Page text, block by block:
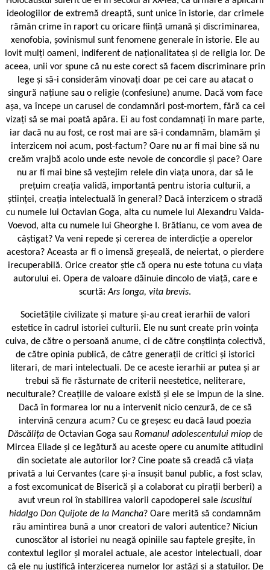
ideologiilor de extremă dreaptă, sunt unice în istorie, dar crimele
rămân crime în raport cu oricare ființă umană și discrimi­narea,
xenofobia, șovinismul sunt fenomene generale în istorie. Ele au
lovit mulți oameni, indiferent de naționalitatea și de religia lor. De
aceea, unii vor spune că nu este corect să facem discriminare prin
lege și să-i considerăm vinovați doar pe cei care au atacat o
singură națiune sau o religie (confesiune) anume. Dacă vom face
așa, va începe un carusel de condamnări post-mortem, fără ca cei
vizați să se mai poată apăra. Ei au fost condamnați în mare parte,
iar dacă nu au fost, ce rost mai are să-i condamnăm, blamăm și
interzicem noi acum, post-factum? Oare nu ar fi mai bine să nu
creăm vrajbă acolo unde este nevoie de concordie și pace? Oare
nu ar fi mai bine să veștejim relele din viața unora, dar să le
prețuim creația validă, importantă pentru istoria culturii, a
științei, creația intelectuală în general? Dacă interzicem o stradă
cu numele lui Octavian Goga, alta cu numele lui Alexandru Vaida-
Voevod, alta cu numele lui Gheorghe I. Brătianu, ce vom avea de
câștigat? Va veni repede și cererea de interdicție a operelor
acestora? Aceasta ar fi o imensă greșeală, de neiertat, o pierdere
irecuperabilă. Orice creator știe că opera nu este totuna cu viața
autorului ei. Opera de valoare dăinuie dincolo de viață, care e
scurtă:Ars longa, vita brevis.
Societățile civilizate și mature și-au creat ierarhii de valori
estetice în cadrul istoriei culturii. Ele nu sunt create prin voința
cuiva, de către o persoană anume, ci de către conștiința colectivă,
de către opinia publică, de către generații de critici și istorici
literari, de mari intelectuali. De ce aceste ierarhii ar putea și ar
trebui să fie răsturnate de criterii neestetice, neliterare,
neculturale? Creațiile de valoare există și ele se impun de la sine.
Dacă în formarea lor nu a intervenit nicio cenzură, de ce să
intervină cenzura acum? Cu ce greșesc eu dacă laud poezia
Dăscălița de Octavian Goga sau Romanul adolescentului miop de
Mircea Eliade și ce legătură au aceste opere cu anumite atitudini
din societate ale autorilor lor? Cine poate să creadă că viața
privată a lui Cervantes (care și-a însușit banul public, a fost sclav,
a fost excomunicat de Biserică și a colaborat cu pirații berberi) a
avut vreun rol în stabilirea valorii capodoperei sale Iscusitul
hidalgo Don Quijote de la Mancha? Oare merită să condamnăm
rău amintirea bună a unor creatori de valori autentice? Niciun
cunoscător al istoriei nu neagă opiniile sau faptele greșite, în
contextul legilor și moralei actuale, ale acestor intelectuali, doar
că ele nu justifică interzicerea numelor lor astăzi și a statuilor. De